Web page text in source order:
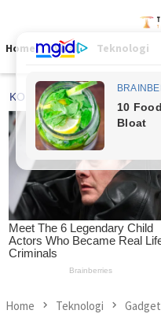
contentMenu
Home Viral Teknologi
Home Teknologi Gadget